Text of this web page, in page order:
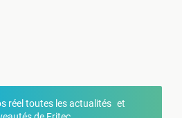
réel toutes les actualités et